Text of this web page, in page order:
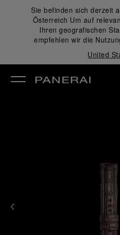
Sie befinden sich derzeit
Österreich Um auf
Ihren geografischen
empfehlen wir die
United